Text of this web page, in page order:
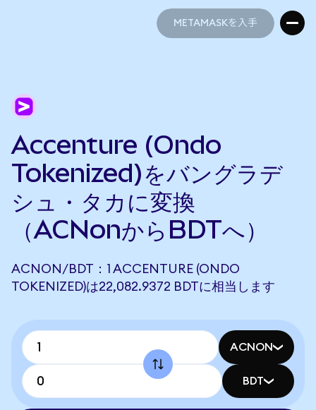
METAMASKを入手
Accenture (Ondo
Tokenized)をバングラデ
シュ・タカに変換
（ACNonからBDTへ）
ACNON/BDT：1 ACCENTURE (ONDO
TOKENIZED)は22,082.9372 BDTに相当します
ACNON
BDT